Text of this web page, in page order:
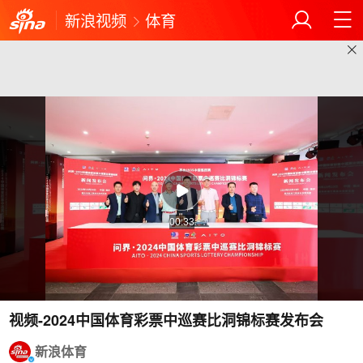
新浪视频 体育
00:33
视频-2024中国体育彩票中巡赛比洞锦标赛发布会
新浪体育